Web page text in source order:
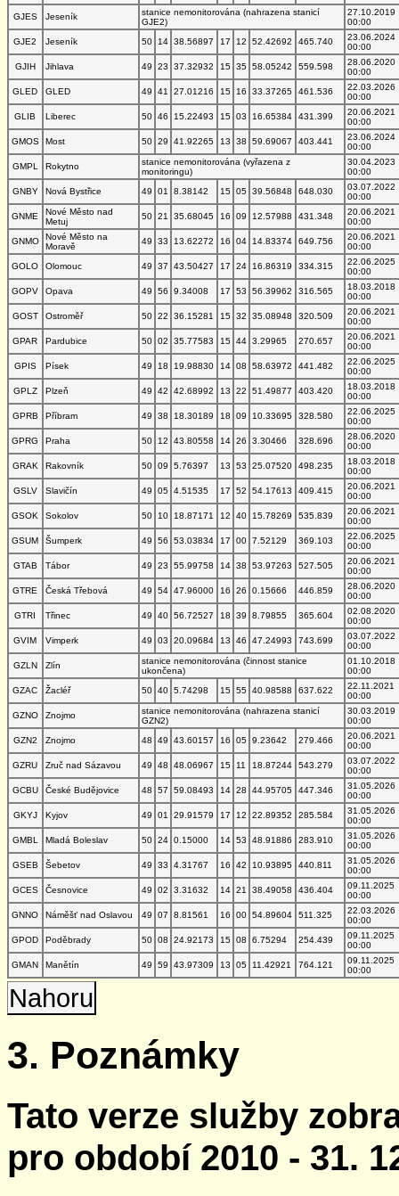
GJES
Jeseník
stanice nemonitorována (nahrazena stanicí
GJE2)
27.10.2019
00:00
GJE2
Jeseník 50 14 38.56897 17 12 52.42692 465.740
23.06.2024
00:00
GJIH
Jihlava 49 23 37.32932 15 35 58.05242 559.598
28.06.2020
00:00
GLED
GLED 49 41 27.01216 15 16 33.37265 461.536
22.03.2026
00:00
GLIB
Liberec 50 46 15.22493 15 03 16.65384 431.399
20.06.2021
00:00
GMOS
Most 50 29 41.92265 13 38 59.69067 403.441
23.06.2024
00:00
GMPL
Rokytno
stanice nemonitorována (vyřazena z
monitoringu)
30.04.2023
00:00
GNBY
Nová Bystřice 49 01 8.38142 15 05 39.56848 648.030
03.07.2022
00:00
GNME
Nové Město nad
Metuj
50 21 35.68045 16 09 12.57988 431.348
20.06.2021
00:00
GNMO
Nové Město na
Moravě
49 33 13.62272 16 04 14.83374 649.756
20.06.2021
00:00
GOLO
Olomouc 49 37 43.50427 17 24 16.86319 334.315
22.06.2025
00:00
GOPV
Opava 49 56 9.34008 17 53 56.39962 316.565
18.03.2018
00:00
GOST
Ostroměř 50 22 36.15281 15 32 35.08948 320.509
20.06.2021
00:00
GPAR
Pardubice 50 02 35.77583 15 44 3.29965 270.657
20.06.2021
00:00
GPIS
Písek 49 18 19.98830 14 08 58.63972 441.482
22.06.2025
00:00
GPLZ
Plzeň 49 42 42.68992 13 22 51.49877 403.420
18.03.2018
00:00
GPRB
Příbram 49 38 18.30189 18 09 10.33695 328.580
22.06.2025
00:00
GPRG
Praha 50 12 43.80558 14 26 3.30466 328.696
28.06.2020
00:00
GRAK
Rakovník 50 09 5.76397 13 53 25.07520 498.235
18.03.2018
00:00
GSLV
Slavičín 49 05 4.51535 17 52 54.17613 409.415
20.06.2021
00:00
GSOK
Sokolov 50 10 18.87171 12 40 15.78269 535.839
20.06.2021
00:00
GSUM
Šumperk 49 56 53.03834 17 00 7.52129 369.103
22.06.2025
00:00
GTAB
Tábor 49 23 55.99758 14 38 53.97263 527.505
20.06.2021
00:00
GTRE
Česká Třebová 49 54 47.96000 16 26 0.15666 446.859
28.06.2020
00:00
GTRI
Třinec 49 40 56.72527 18 39 8.79855 365.604
02.08.2020
00:00
GVIM
Vimperk 49 03 20.09684 13 46 47.24993 743.699
03.07.2022
00:00
GZLN
Zlín
stanice nemonitorována (činnost stanice
ukončena)
01.10.2018
00:00
GZAC
Žacléř 50 40 5.74298 15 55 40.98588 637.622
22.11.2021
00:00
GZNO
Znojmo
stanice nemonitorována (nahrazena stanicí
GZN2)
30.03.2019
00:00
GZN2
Znojmo 48 49 43.60157 16 05 9.23642 279.466
20.06.2021
00:00
GZRU
Zruč nad Sázavou 49 48 48.06967 15 11 18.87244 543.279
03.07.2022
00:00
GCBU
České Budějovice 48 57 59.08493 14 28 44.95705 447.346
31.05.2026
00:00
GKYJ
Kyjov 49 01 29.91579 17 12 22.89352 285.584
31.05.2026
00:00
GMBL
Mladá Boleslav 50 24 0.15000 14 53 48.91886 283.910
31.05.2026
00:00
GSEB
Šebetov 49 33 4.31767 16 42 10.93895 440.811
31.05.2026
00:00
GCES
Česnovice 49 02 3.31632 14 21 38.49058 436.404
09.11.2025
00:00
GNNO
Náměšť nad Oslavou 49 07 8.81561 16 00 54.89604 511.325
22.03.2026
00:00
GPOD
Poděbrady 50 08 24.92173 15 08 6.75294 254.439
09.11.2025
00:00
GMAN
Manětín 49 59 43.97309 13 05 11.42921 764.121
09.11.2025
00:00
Nahoru
3. Poznámky
Tato verze služby
pro období 2010 - 31.